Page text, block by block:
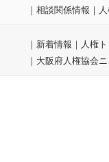
｜ 相談関係情報 ｜
｜ 新着情報 ｜ 人権
｜ 大阪府人権協会